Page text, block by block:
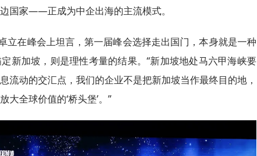
国家——正成为中企出海的主流模式。
立在峰会上坦言，第一届峰会选择走出国门，本身就是一种
新加坡，则是理性考量的结果。“新加坡地处马六甲海峡要
流动的交汇点，我们的企业不是把新加坡当作最终目的地，
大全球价值的‘桥头堡’。”